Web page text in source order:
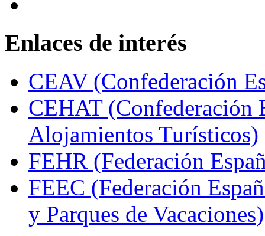
Enlaces de interés
CEAV (Confederación
CEHAT (Confederación
Alojamientos Turísticos)
FEHR (Federación
FEEC (Federación
y Parques de Vacaciones)